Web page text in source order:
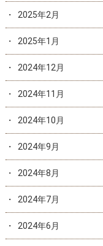
2025年2月
2025年1月
2024年12月
2024年11月
2024年10月
2024年9月
2024年8月
2024年7月
2024年6月